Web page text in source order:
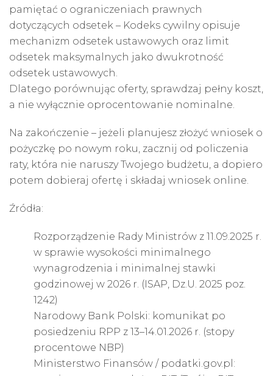
pamiętać o ograniczeniach prawnych
dotyczących odsetek – Kodeks cywilny opisuje
mechanizm odsetek ustawowych oraz limit
odsetek maksymalnych jako dwukrotność
odsetek ustawowych.
Dlatego porównując oferty, sprawdzaj pełny koszt,
a nie wyłącznie oprocentowanie nominalne.
Na zakończenie – jeżeli planujesz złożyć wniosek o
pożyczkę po nowym roku, zacznij od policzenia
raty, która nie naruszy Twojego budżetu, a dopiero
potem dobieraj ofertę i składaj wniosek online.
Źródła:
Rozporządzenie Rady Ministrów z 11.09.2025 r.
w sprawie wysokości minimalnego
wynagrodzenia i minimalnej stawki
godzinowej w 2026 r. (ISAP, Dz.U. 2025 poz.
1242)
Narodowy Bank Polski: komunikat po
posiedzeniu RPP z 13–14.01.2026 r. (stopy
procentowe NBP)
Ministerstwo Finansów / podatki.gov.pl :